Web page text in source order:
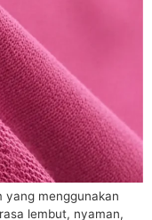
yang menggunakan
lembut, nyaman,